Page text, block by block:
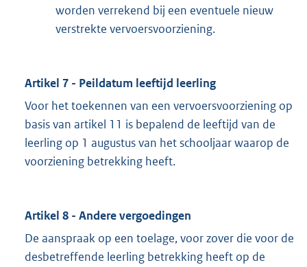
worden verrekend bij een eventuele nieuw
verstrekte vervoersvoorziening.
Artikel 7 - Peildatum leeftijd leerling
Voor het toekennen van een vervoersvoorziening op
basis van artikel 11 is bepalend de leeftijd van de
leerling op 1 augustus van het schooljaar waarop de
voorziening betrekking heeft.
Artikel 8 - Andere vergoedingen
De aanspraak op een toelage, voor zover die voor de
desbetreffende leerling betrekking heeft op de